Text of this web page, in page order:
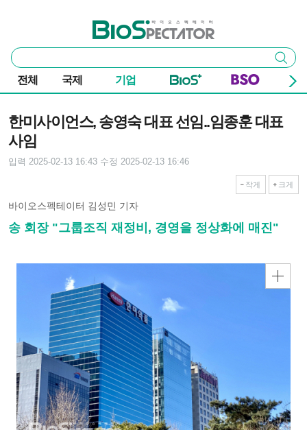
바이오스펙테이터
통
합
검
색
검색
전체 국제 기업
한미사이언스, 송영숙 대표 선임..임종훈 대표
사임
입력 2025-02-13 16:43 수정 2025-02-13 16:46
작게 크게
바이오스펙테이터 김성민 기자
송 회장 "그룹조직 재정비, 경영을 정상화에 매진"